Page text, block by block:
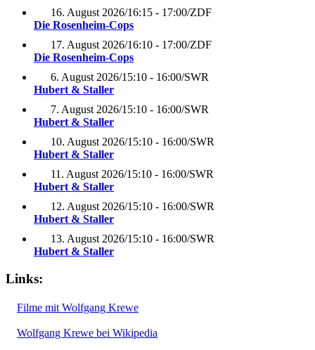
16. August 2026/16:15 - 17:00/ZDF
Die Rosenheim-Cops
17. August 2026/16:10 - 17:00/ZDF
Die Rosenheim-Cops
6. August 2026/15:10 - 16:00/SWR
Hubert & Staller
7. August 2026/15:10 - 16:00/SWR
Hubert & Staller
10. August 2026/15:10 - 16:00/SWR
Hubert & Staller
11. August 2026/15:10 - 16:00/SWR
Hubert & Staller
12. August 2026/15:10 - 16:00/SWR
Hubert & Staller
13. August 2026/15:10 - 16:00/SWR
Hubert & Staller
Links:
Filme mit Wolfgang Krewe
Wolfgang Krewe bei Wikipedia